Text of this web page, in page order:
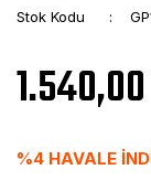
Stok Kodu
%4 HAVALE